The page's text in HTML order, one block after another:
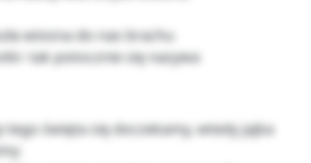
wiosna do nas brachu
tak potocznie się nazywa
tego święta się doczekamy, wtedy jajka